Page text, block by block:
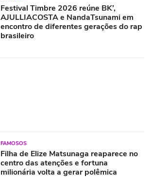
Festival Timbre 2026 reúne BK’,
AJULLIACOSTA e NandaTsunami em
encontro de diferentes gerações do rap
brasileiro
FAMOSOS
Filha de Elize Matsunaga reaparece no
centro das atenções e fortuna
milionária volta a gerar polêmica